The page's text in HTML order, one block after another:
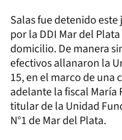
Salas fue detenido
por la DDI Mar del
domicilio. De manera
efectivos allanaron la
15, en el marco de una
adelante la fiscal María
titular de la Unidad
N°1 de Mar del Plata.